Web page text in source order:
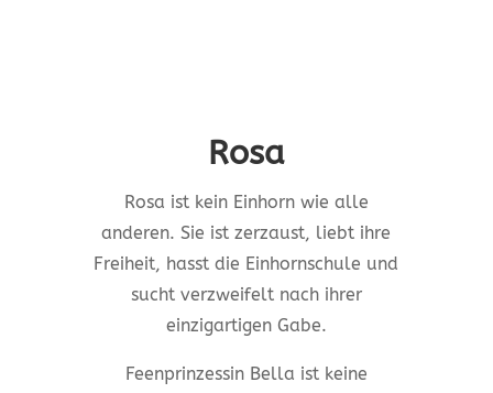
Rosa
Rosa ist kein Einhorn wie alle
anderen. Sie ist zerzaust, liebt ihre
Freiheit, hasst die Einhornschule und
sucht verzweifelt nach ihrer
einzigartigen Gabe.
Feenprinzessin Bella ist keine